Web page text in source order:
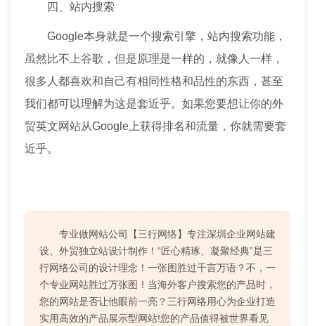
四、站内搜索
Google本身就是一个搜索引擎，站内搜索功能，
虽然比不上谷歌，但是原理是一样的，就像人一样，
很多人都喜欢和自己有相同性格和品性的东西，甚至
我们都可以理解为这是套近乎。如果您要想让你的外
贸英文网站从Google上获得排名和流量，你就需要套
近乎。
专业做网站公司【三行网络】专注深圳企业网站建
设、外贸独立站设计制作！“匠心精琢、凝聚经典”是三
行网络公司的设计理念！一张图胜过千言万语？不，一
个专业网站胜过万张图！当海外客户搜索您的产品时，
您的网站是否让他眼前一亮？三行网络用心为企业打造
实用高效的产品展示型网站!您的产品值得被世界看见